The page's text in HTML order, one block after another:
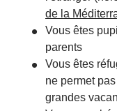
de la
Vous êtes
parents
Vous êtes
ne permet
grandes